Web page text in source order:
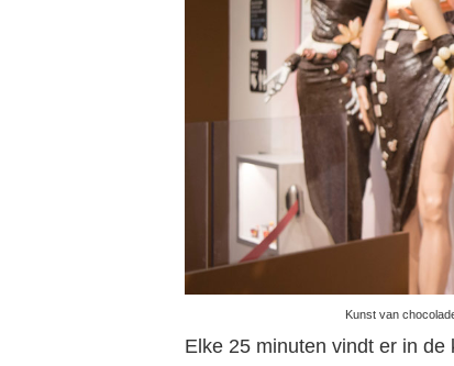
Kunst van
Elke 25 minuten vindt er in